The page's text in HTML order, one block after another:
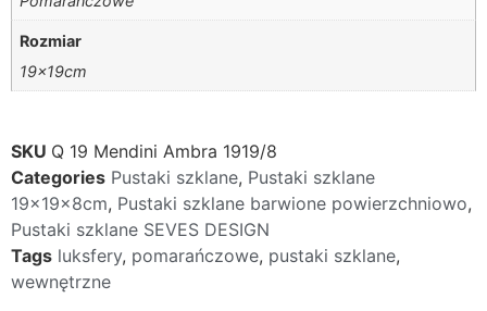
Rozmiar
19x19cm
SKU Q 19 Mendini Ambra 1919/8
Categories Pustaki szklane, Pustaki szklane
19x19x8cm, Pustaki szklane barwione powierzchniowo,
Pustaki szklane SEVES DESIGN
Tags luksfery, pomarańczowe, pustaki szklane,
wewnętrzne